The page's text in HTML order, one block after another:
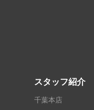
スタッフ紹介
千葉本店